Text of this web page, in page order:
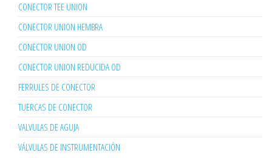
CONECTOR TEE UNION
CONECTOR UNION HEMBRA
CONECTOR UNION OD
CONECTOR UNION REDUCIDA OD
FERRULES DE CONECTOR
TUERCAS DE CONECTOR
VALVULAS DE AGUJA
VÁLVULAS DE INSTRUMENTACIÓN